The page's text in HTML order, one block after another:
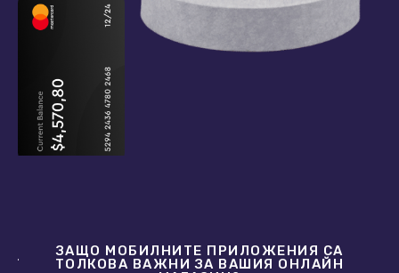
ЗАЩО МОБИЛНИТЕ ПРИЛОЖЕНИЯ СА
ТОЛКОВА ВАЖНИ ЗА ВАШИЯ ОНЛАЙН